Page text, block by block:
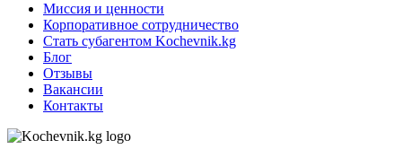
Миссия и ценности
Корпоративное сотрудничество
Стать субагентом Kochevnik.kg
Блог
Отзывы
Вакансии
Контакты